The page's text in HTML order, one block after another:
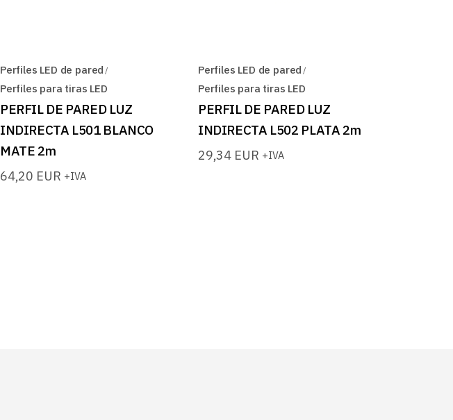
Perfiles LED de pared
Perfiles para tiras LED
PERFIL DE PARED LUZ
INDIRECTA L501 BLANCO
MATE 2m
64,20 EUR +IVA
Perfiles LED de pared
Perfiles para tiras LED
PERFIL DE PARED LUZ
INDIRECTA L502 PLATA 2m
29,34 EUR +IVA